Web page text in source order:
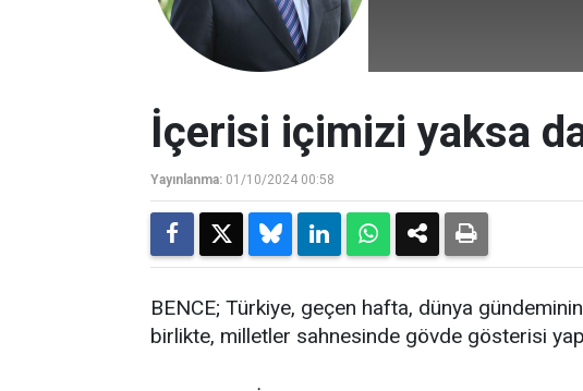
İçerisi içimizi yaksa
Yayınlanma: 01/10/2024 00:58
BENCE; Türkiye, geçen hafta, dünya gündeminin
birlikte, milletler sahnesinde gövde gösterisi